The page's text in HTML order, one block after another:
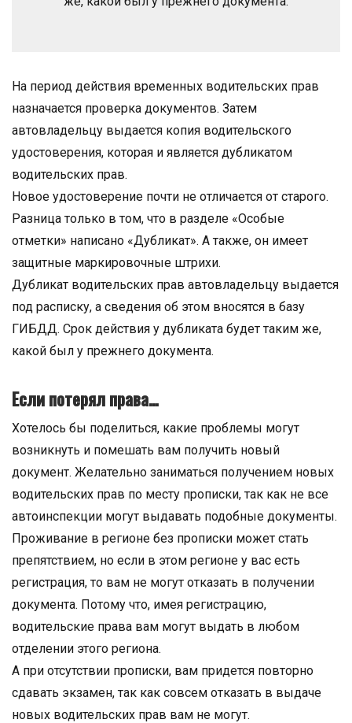
На период действия временных водительских прав
назначается проверка документов. Затем
автовладельцу выдается копия водительского
удостоверения, которая и является дубликатом
водительских прав.
Новое удостоверение почти не отличается от старого.
Разница только в том, что в разделе «Особые
отметки» написано «Дубликат». А также, он имеет
защитные маркировочные штрихи.
Дубликат водительских прав автовладельцу выдается
под расписку, а сведения об этом вносятся в базу
ГИБДД. Срок действия у дубликата будет таким же,
какой был у прежнего документа.
Если потерял права…
Хотелось бы поделиться, какие проблемы могут
возникнуть и помешать вам получить новый
документ. Желательно заниматься получением новых
водительских прав по месту прописки, так как не все
автоинспекции могут выдавать подобные документы.
Проживание в регионе без прописки может стать
препятствием, но если в этом регионе у вас есть
регистрация, то вам не могут отказать в получении
документа. Потому что, имея регистрацию,
водительские права вам могут выдать в любом
отделении этого региона.
А при отсутствии прописки, вам придется повторно
сдавать экзамен, так как совсем отказать в выдаче
новых водительских прав вам не могут.